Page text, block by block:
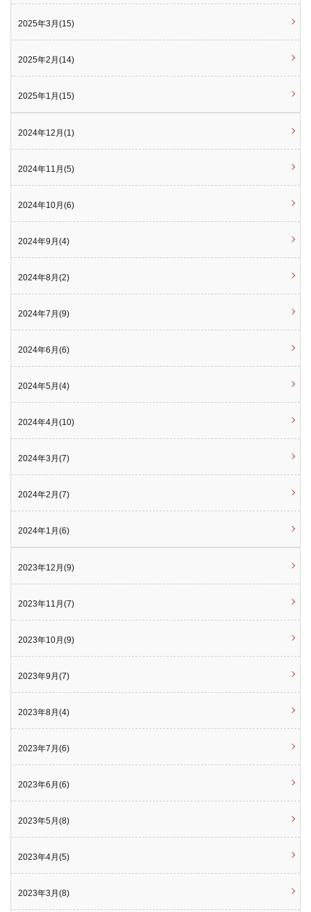
2025年3月(15)
2025年2月(14)
2025年1月(15)
2024年12月(1)
2024年11月(5)
2024年10月(6)
2024年9月(4)
2024年8月(2)
2024年7月(9)
2024年6月(6)
2024年5月(4)
2024年4月(10)
2024年3月(7)
2024年2月(7)
2024年1月(6)
2023年12月(9)
2023年11月(7)
2023年10月(9)
2023年9月(7)
2023年8月(4)
2023年7月(6)
2023年6月(6)
2023年5月(8)
2023年4月(5)
2023年3月(8)